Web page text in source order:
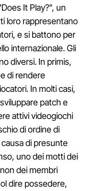
It Play?", un
loro rappresentano
e si battono per
internazionale. Gli
diversi. In primis,
di rendere
In molti casi,
patch e
attivi videogiochi
di ordine di
di presunte
uno dei motti dei
dei membri
dire possedere,